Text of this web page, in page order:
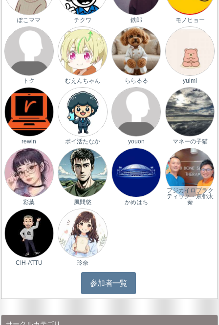
ぽこママ チクワ 鉄郎 モノヒョー
トク むえんちゃん ららるる yuimi
rewin ポイ活たなか youon マネーの子猫
彩葉 風間悠 かめはち
フジカイロプラク
ティック・京都太
秦
CIH-ATTU 玲奈
参加者一覧